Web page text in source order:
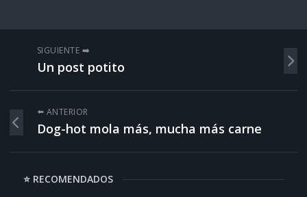
SIGUIENTE ➡️
Un post potito
⬅️ ANTERIOR
Dog-hot mola más, mucha más carne
⭐ RECOMENDADOS